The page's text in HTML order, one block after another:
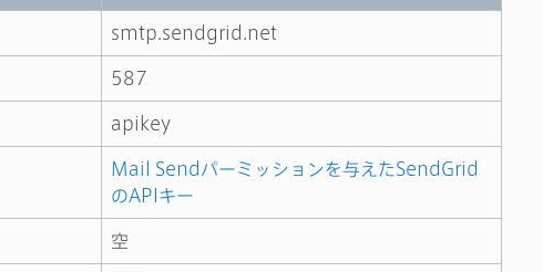
smtp.sendgrid.net
587
apikey
Mail Sendパーミッションを与えたSendGrid
のAPIキー
空